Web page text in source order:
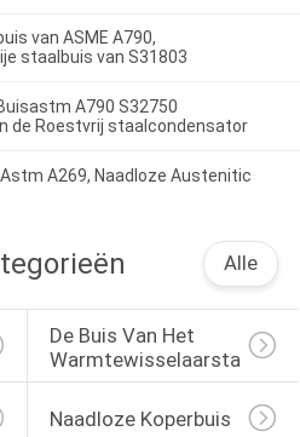
van ASME A790,
staalbuis van S31803
A790 S32750
de Roestvrij staalcondensator
A269, Naadloze Austenitic
Alle
De Buis Van Het
Warmtewisselaarstaal
Naadloze Koperbuis